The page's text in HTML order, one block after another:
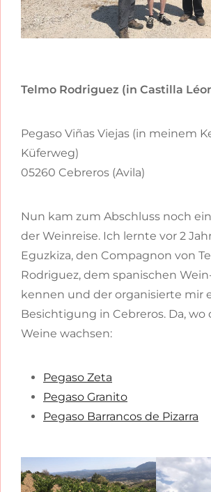
Telmo Rodriguez (in Castilla
Pegaso Viñas Viejas (in meinem
Küferweg)
05260 Cebreros (Avila)
Nun kam zum Abschluss noch
der Weinreise. Ich lernte vor 2
Eguzkiza, den Compagnon von
Rodriguez, dem spanischen
kennen und der organisierte mir
Besichtigung in Cebreros. Da, wo
Weine wachsen:
Pegaso Zeta
Pegaso Granito
Pegaso Barrancos de Pizarra